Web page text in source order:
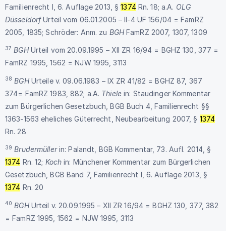
Familienrecht I, 6. Auflage 2013, §1374 Rn. 18; a.A. OLG
DüsseldorfUrteil vom 06.01.2005 – II-4 UF 156/04 = FamRZ
2005, 1835; Schröder: Anm. zu BGHFamRZ 2007, 1307, 1309
37 BGHUrteil vom 20.09.1995 – XII ZR 16/94 = BGHZ 130, 377 =
FamRZ 1995, 1562 = NJW 1995, 3113
38 BGHUrteile v. 09.06.1983 – IX ZR 41/82 = BGHZ 87, 367
374= FamRZ 1983, 882; a.A. Thielein: Staudinger Kommentar
zum Bürgerlichen Gesetzbuch, BGB Buch 4, Familienrecht §§
1363-1563 eheliches Güterrecht, Neubearbeitung 2007, § 1374
Rn. 28
39 Brudermüllerin: Palandt, BGB Kommentar, 73. Aufl. 2014, §
1374 Rn. 12; Koch in: Münchener Kommentar zum Bürgerlichen
Gesetzbuch, BGB Band 7, Familienrecht I, 6. Auflage 2013, §
1374 Rn. 20
40 BGHUrteil v. 20.09.1995 – XII ZR 16/94 = BGHZ 130, 377, 382
= FamRZ 1995, 1562 = NJW 1995, 3113